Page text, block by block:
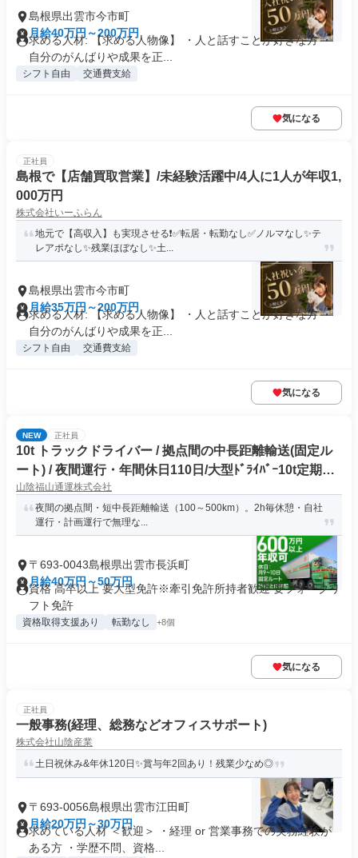
島根県出雲市今市町
月給40万円～200万円
求める人材: 【求める人物像】 ・人と話すことが好きな方 ・
自分のがんばりや成果を正...
シフト自由 交通費支給
気になる
正社員
島根で【店舗買取営業】/未経験活躍中/4人に1人が年収1,
000万円
株式会社いーふらん
地元で【高収入】も実現させる❗✅転居・転勤なし✅ノルマなし✨テ
レアポなし✨残業ほぼなし✨土...
島根県出雲市今市町
月給35万円～200万円
求める人材: 【求める人物像】 ・人と話すことが好きな方 ・
自分のがんばりや成果を正...
シフト自由 交通費支給
気になる
NEW 正社員
10t トラックドライバー / 拠点間の中長距離輸送(固定ル
ート) / 夜間運行・年間休日110日/大型ﾄﾞﾗｲﾊﾞｰ10t定期夜
間幹線便(正社員)
山陰福山通運株式会社
夜間の拠点間・短中長距離輸送（100～500km）。2h毎休憩・自社
運行・計画運行で無理な...
〒693-0043島根県出雲市長浜町
月給40万円～50万円
資格 高卒以上 要大型免許※牽引免許所持者歓迎 要フォークリ
フト免許
資格取得支援あり 転勤なし +8個
気になる
正社員
一般事務(経理、総務などオフィスサポート)
株式会社山陰産業
土日祝休み&年休120日✨賞与年2回あり！残業少なめ◎
〒693-0056島根県出雲市江田町
月給20万円～30万円
求めている人材 ＜歓迎＞ ・経理 or 営業事務での実務経験が
ある方 ・学歴不問、資格...